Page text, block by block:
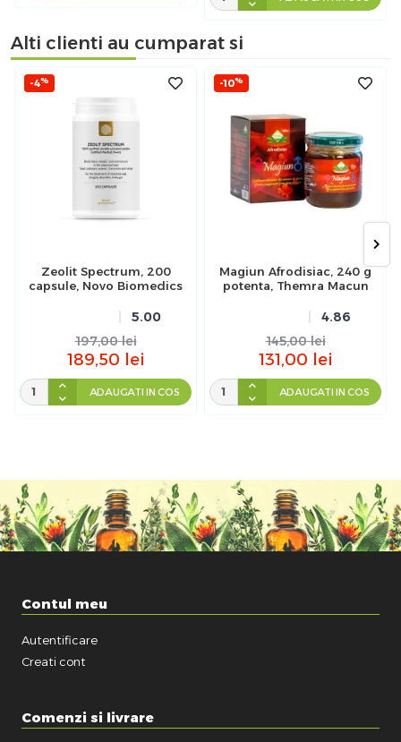
Alti clienti au cumparat si
-4%
Zeolit Spectrum, 200
capsule, Novo Biomedics
5.00
197,00 lei
189,50 lei
ADAUGATI IN COS
-10%
Magiun Afrodisiac, 240 g
potenta, Themra Macun
4.86
145,00 lei
131,00 lei
ADAUGATI IN COS
Contul meu
Autentificare
Creati cont
Comenzi si livrare